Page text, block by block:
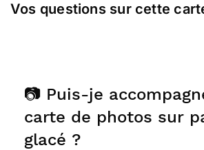
Vos questions sur cette
📷 Puis-je
carte de photos sur
glacé ?